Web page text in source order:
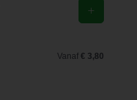
Vanaf € 3,80